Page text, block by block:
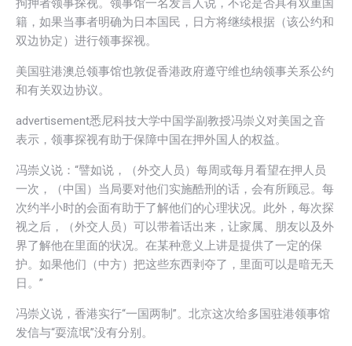
拘押者领事探视。领事馆一名发言人说，不论是否具有双重国
籍，如果当事者明确为日本国民，日方将继续根据（该公约和
双边协定）进行领事探视。
美国驻港澳总领事馆也敦促香港政府遵守维也纳领事关系公约
和有关双边协议。
advertisement悉尼科技大学中国学副教授冯崇义对美国之音
表示，领事探视有助于保障中国在押外国人的权益。
冯崇义说：“譬如说，（外交人员）每周或每月看望在押人员
一次，（中国）当局要对他们实施酷刑的话，会有所顾忌。每
次约半小时的会面有助于了解他们的心理状况。此外，每次探
视之后，（外交人员）可以带着话出来，让家属、朋友以及外
界了解他在里面的状况。在某种意义上讲是提供了一定的保
护。如果他们（中方）把这些东西剥夺了，里面可以是暗无天
日。”
冯崇义说，香港实行“一国两制”。北京这次给多国驻港领事馆
发信与“耍流氓”没有分别。